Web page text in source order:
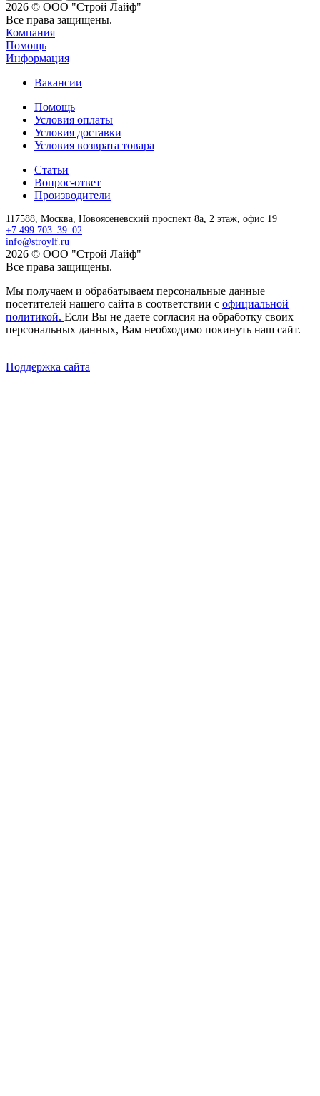
2026 © ООО "Строй Лайф"
Все права защищены.
Компания
Помощь
Информация
Вакансии
Помощь
Условия оплаты
Условия доставки
Условия возврата товара
Статьи
Вопрос-ответ
Производители
117588, Москва, Новоясеневский проспект 8а, 2 этаж, офис 19
+7 499 703–39–02
info@stroylf.ru
2026 © ООО "Строй Лайф"
Все права защищены.
Мы получаем и обрабатываем персональные данные
посетителей нашего сайта в соответствии с официальной
политикой. Если Вы не даете согласия на обработку своих
персональных данных, Вам необходимо покинуть наш сайт.
Поддержка сайта